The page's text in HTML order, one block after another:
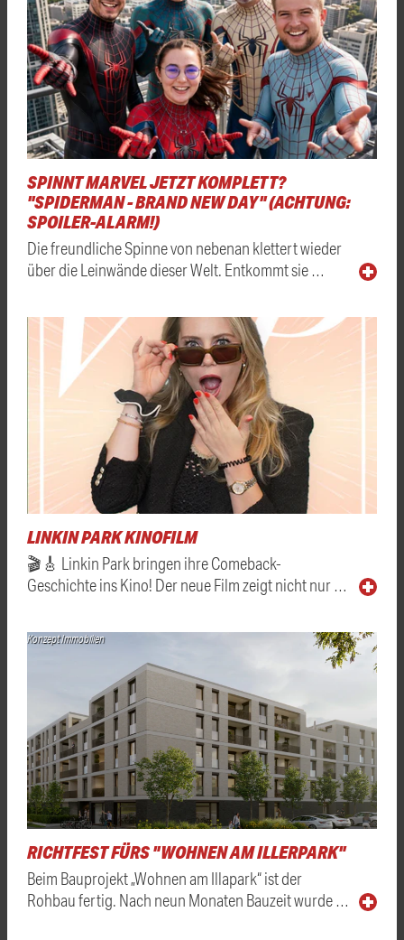
SPINNT MARVEL JETZT KOMPLETT?
"SPIDERMAN - BRAND NEW DAY" (ACHTUNG:
SPOILER-ALARM!)
Die freundliche Spinne von nebenan klettert wieder
über die Leinwände dieser Welt. Entkommt sie …
LINKIN PARK KINOFILM
🎬🎸 Linkin Park bringen ihre Comeback-
Geschichte ins Kino! Der neue Film zeigt nicht nur …
Konzept Immobilien
RICHTFEST FÜRS "WOHNEN AM ILLERPARK"
Beim Bauprojekt „Wohnen am Illapark“ ist der
Rohbau fertig. Nach neun Monaten Bauzeit wurde …